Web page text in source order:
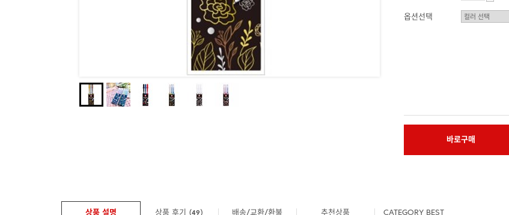
옵션선택
바로구매
상품 설명 상품 후기 (49) 배송/교환/환불 추천상품 CATEGORY BEST